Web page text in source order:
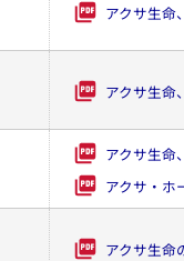
アクサ生命
アクサ生命
アクサ生命
アクサ・ホ
アクサ生命